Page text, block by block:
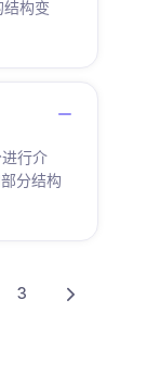
构变
行介
分结构
3